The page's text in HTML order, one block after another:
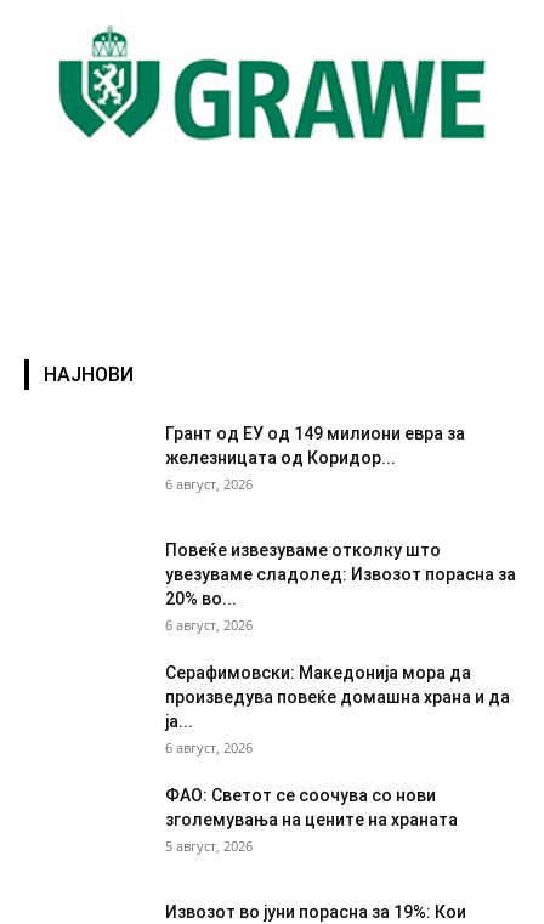
НАЈНОВИ
Грант од ЕУ од 149 милиони евра за
железницата од Коридор...
6 август, 2026
Повеќе извезуваме отколку што
увезуваме сладолед: Извозот порасна за
20% во...
6 август, 2026
Серафимовски: Македонија мора да
произведува повеќе домашна храна и да
ја...
6 август, 2026
ФАО: Светот се соочува со нови
зголемувања на цените на храната
5 август, 2026
Извозот во јуни порасна за 19%: Кои